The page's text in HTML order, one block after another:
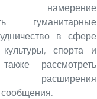
намерение
гуманитарные
в сфере
культуры, спорта и
рассмотреть
расширения